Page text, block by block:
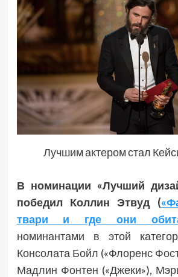
Лучшим актером стал
В номинации «Лучший
победил Коллин Этвуд (
твари и где они
номинантами в этой
Консолата Бойл («Флоренс
Мадлин Фонтен («Джеки»),